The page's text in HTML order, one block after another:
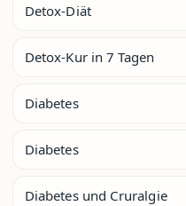
Detox-Diät
Detox-Kur in 7 Tagen
Diabetes
Diabetes
Diabetes und Cruralgie